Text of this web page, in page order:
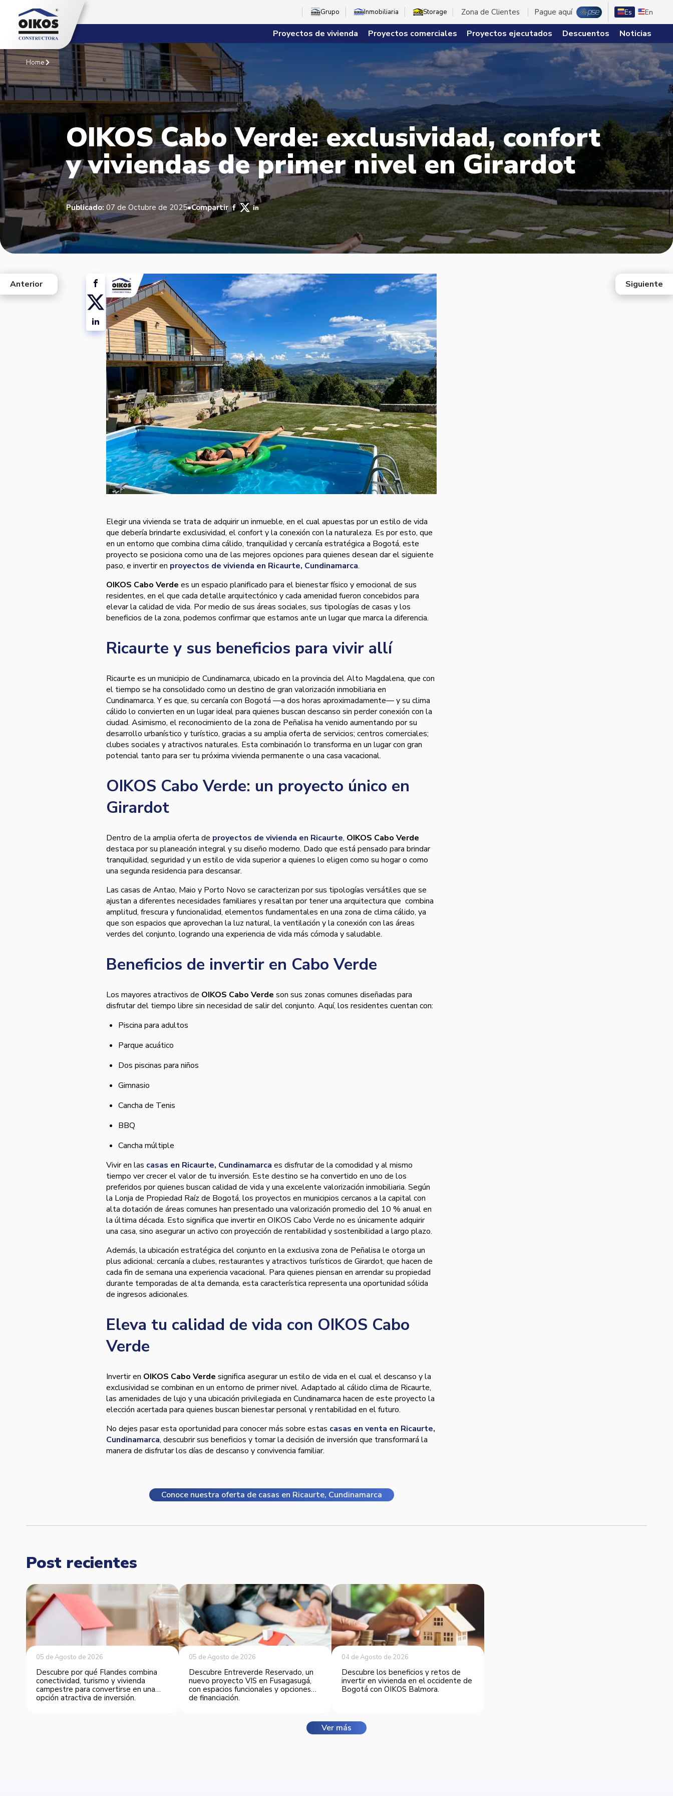
Grupo Inmobiliaria Storage Zona de Clientes Pague aquí Es En
Proyectos de vivienda Proyectos comerciales Proyectos ejecutados Descuentos Noticias
Home
OIKOS Cabo Verde: exclusividad, confort
y viviendas de primer nivel en Girardot
Publicado: 07 de Octubre de 2025•Compartir
Elegir una vivienda se trata de adquirir un inmueble, en el cual apuestas por un estilo de vida
que debería brindarte exclusividad, el confort y la conexión con la naturaleza. Es por esto, que
en un entorno que combina clima cálido, tranquilidad y cercanía estratégica a Bogotá, este
proyecto se posiciona como una de las mejores opciones para quienes desean dar el siguiente
paso, e invertir en proyectos de vivienda en Ricaurte, Cundinamarca.
OIKOS Cabo Verde es un espacio planificado para el bienestar físico y emocional de sus
residentes, en el que cada detalle arquitectónico y cada amenidad fueron concebidos para
elevar la calidad de vida. Por medio de sus áreas sociales, sus tipologías de casas y los
beneficios de la zona, podemos confirmar que estamos ante un lugar que marca la diferencia.
Ricaurte y sus beneficios para vivir allí
Ricaurte es un municipio de Cundinamarca, ubicado en la provincia del Alto Magdalena, que con
el tiempo se ha consolidado como un destino de gran valorización inmobiliaria en
Cundinamarca. Y es que, su cercanía con Bogotá —a dos horas aproximadamente— y su clima
cálido lo convierten en un lugar ideal para quienes buscan descanso sin perder conexión con la
ciudad. Asimismo, el reconocimiento de la zona de Peñalisa ha venido aumentando por su
desarrollo urbanístico y turístico, gracias a su amplia oferta de servicios; centros comerciales;
clubes sociales y atractivos naturales. Esta combinación lo transforma en un lugar con gran
potencial tanto para ser tu próxima vivienda permanente o una casa vacacional.
OIKOS Cabo Verde: un proyecto único en
Girardot
Dentro de la amplia oferta de proyectos de vivienda en Ricaurte, OIKOS Cabo Verde
destaca por su planeación integral y su diseño moderno. Dado que está pensado para brindar
tranquilidad, seguridad y un estilo de vida superior a quienes lo eligen como su hogar o como
una segunda residencia para descansar.
Las casas de Antao, Maio y Porto Novo se caracterizan por sus tipologías versátiles que se
ajustan a diferentes necesidades familiares y resaltan por tener una arquitectura que combina
amplitud, frescura y funcionalidad, elementos fundamentales en una zona de clima cálido, ya
que son espacios que aprovechan la luz natural, la ventilación y la conexión con las áreas
verdes del conjunto, logrando una experiencia de vida más cómoda y saludable.
Beneficios de invertir en Cabo Verde
Los mayores atractivos de OIKOS Cabo Verde son sus zonas comunes diseñadas para
disfrutar del tiempo libre sin necesidad de salir del conjunto. Aquí, los residentes cuentan con:
Piscina para adultos
Parque acuático
Dos piscinas para niños
Gimnasio
Cancha de Tenis
BBQ
Cancha múltiple
Vivir en las casas en Ricaurte, Cundinamarca es disfrutar de la comodidad y al mismo
tiempo ver crecer el valor de tu inversión. Este destino se ha convertido en uno de los
preferidos por quienes buscan calidad de vida y una excelente valorización inmobiliaria. Según
la Lonja de Propiedad Raíz de Bogotá, los proyectos en municipios cercanos a la capital con
alta dotación de áreas comunes han presentado una valorización promedio del 10 % anual en
la última década. Esto significa que invertir en OIKOS Cabo Verde no es únicamente adquirir
una casa, sino asegurar un activo con proyección de rentabilidad y sostenibilidad a largo plazo.
Además, la ubicación estratégica del conjunto en la exclusiva zona de Peñalisa le otorga un
plus adicional: cercanía a clubes, restaurantes y atractivos turísticos de Girardot, que hacen de
cada fin de semana una experiencia vacacional. Para quienes piensan en arrendar su propiedad
durante temporadas de alta demanda, esta característica representa una oportunidad sólida
de ingresos adicionales.
Eleva tu calidad de vida con OIKOS Cabo
Verde
Invertir en OIKOS Cabo Verde significa asegurar un estilo de vida en el cual el descanso y la
exclusividad se combinan en un entorno de primer nivel. Adaptado al cálido clima de Ricaurte,
las amenidades de lujo y una ubicación privilegiada en Cundinamarca hacen de este proyecto la
elección acertada para quienes buscan bienestar personal y rentabilidad en el futuro.
No dejes pasar esta oportunidad para conocer más sobre estas casas en venta en Ricaurte,
Cundinamarca, descubrir sus beneficios y tomar la decisión de inversión que transformará la
manera de disfrutar los días de descanso y convivencia familiar.
Conoce nuestra oferta de casas en Ricaurte, Cundinamarca
west
Anterior Siguiente
Post recientes
05 de Agosto de 2026
Descubre por qué Flandes combina
conectividad, turismo y vivienda
campestre para convertirse en una
opción atractiva de inversión.
05 de Agosto de 2026
Descubre Entreverde Reservado, un
nuevo proyecto VIS en Fusagasugá,
con espacios funcionales y opciones
de financiación.
04 de Agosto de 2026
Descubre los beneficios y retos de
invertir en vivienda en el occidente de
Bogotá con OIKOS Balmora.
Ver más